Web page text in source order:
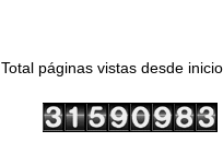
Total páginas vistas desde